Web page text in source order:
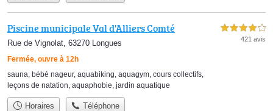
Piscine municipale Val d'Alliers Comté
Rue de Vignolat, 63270 Longues
Fermée, ouvre à 12h
4,0 étoiles sur 5
421 avis
sauna bébé nageur, aquabiking aquagym cours collectifs
leçons de natation aquaphobie jardin aquatique
Horaires Téléphone